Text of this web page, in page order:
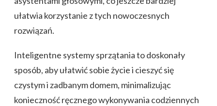
ułatwia korzystanie z tych nowoczesnych
rozwiązań.
Inteligentne systemy sprzątania to doskonały
sposób, aby ułatwić sobie życie i cieszyć się
czystym i zadbanym domem, minimalizując
konieczność ręcznego wykonywania codziennych